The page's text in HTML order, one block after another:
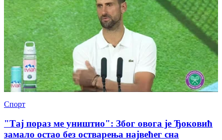
Спорт
"Тај пораз ме уништио": Због овога је Ђоковић
замало остао без остварења највећег сна